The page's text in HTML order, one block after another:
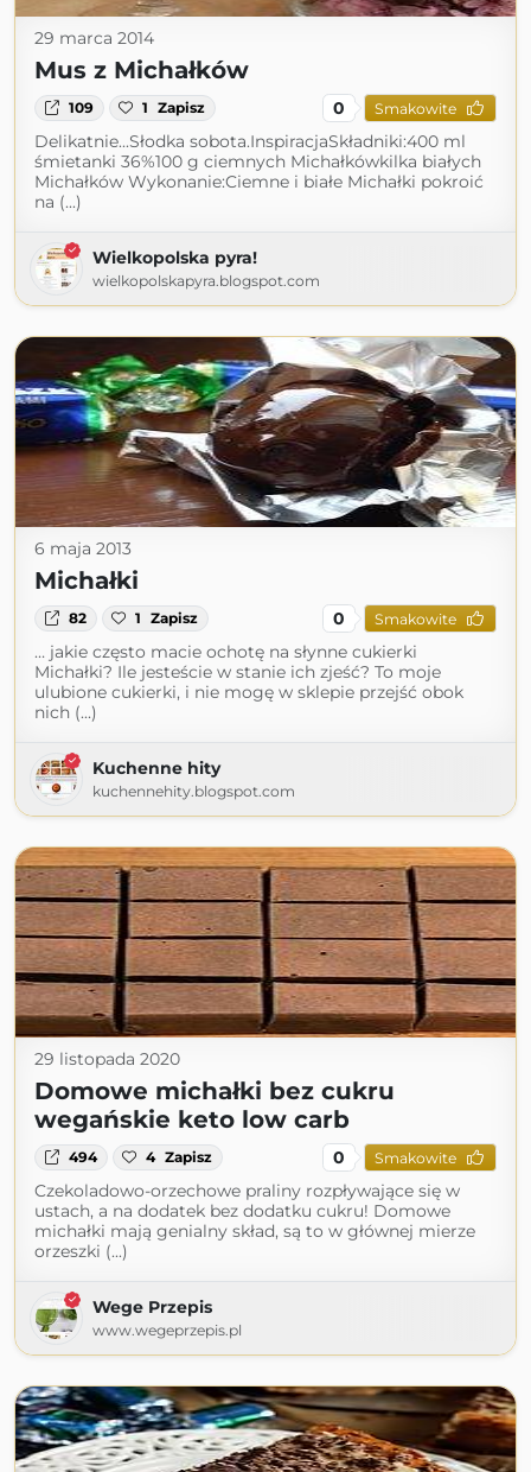
29 marca 2014
Mus z Michałków
109 1 Zapisz 0 Smakowite
Delikatnie...Słodka sobota.InspiracjaSkładniki:400 ml
śmietanki 36%100 g ciemnych Michałkówkilka białych
Michałków Wykonanie:Ciemne i białe Michałki pokroić
na (...)
Wielkopolska pyra!
wielkopolskapyra.blogspot.com
6 maja 2013
Michałki
82 1 Zapisz 0 Smakowite
… jakie często macie ochotę na słynne cukierki
Michałki? Ile jesteście w stanie ich zjeść? To moje
ulubione cukierki, i nie mogę w sklepie przejść obok
nich (...)
Kuchenne hity
kuchennehity.blogspot.com
29 listopada 2020
Domowe michałki bez cukru
wegańskie keto low carb
494 4 Zapisz 0 Smakowite
Czekoladowo-orzechowe praliny rozpływające się w
ustach, a na dodatek bez dodatku cukru! Domowe
michałki mają genialny skład, są to w głównej mierze
orzeszki (...)
Wege Przepis
www.wegeprzepis.pl